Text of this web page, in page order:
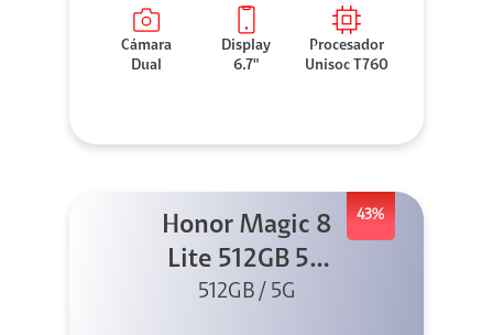
Cámara
Dual
Display
6.7"
Procesador
Unisoc T760
43%
Honor Magic 8
Lite 512GB 5G
Negro + X8I
512GB / 5G